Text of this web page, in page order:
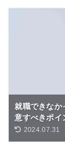
就職できなか
意すべきポイ
2024.07.31